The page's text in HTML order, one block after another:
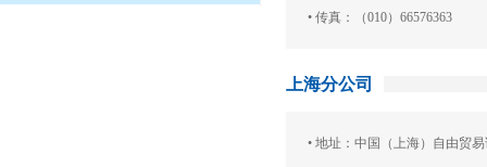
• 传真：（010）66576363
上海分公司
• 地址：中国（上海）自由贸